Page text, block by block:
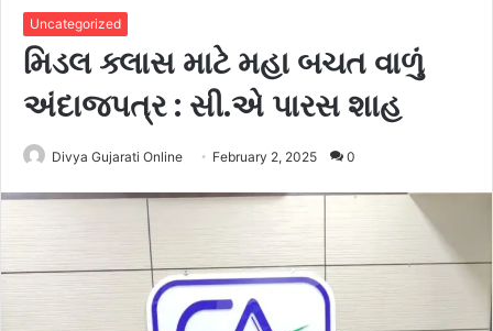
Uncategorized
મિડલ ક્લાસ માટે મહા બચત વાળું
અંદાજપત્ર : સી.એ પારસ શાહ
Divya Gujarati Online February 2, 2025 0